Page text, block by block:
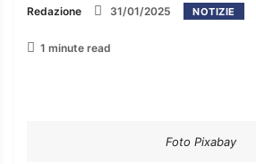
Redazione 31/01/2025 NOTIZIE
1 minute read
Foto Pixabay